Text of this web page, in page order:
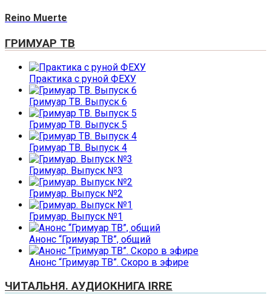
Reino Muerte
ГРИМУАР ТВ
Практика с руной ФЕХУ
Гримуар ТВ. Выпуск 6
Гримуар ТВ. Выпуск 5
Гримуар ТВ. Выпуск 4
Гримуар. Выпуск №3
Гримуар. Выпуск №2
Гримуар. Выпуск №1
Анонс “Гримуар ТВ”, общий
Анонс “Гримуар ТВ”. Скоро в эфире
ЧИТАЛЬНЯ. АУДИОКНИГА IRRE